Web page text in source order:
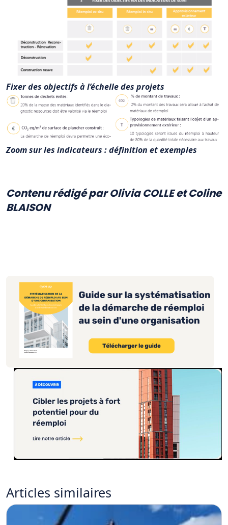
Fixer des objectifs à l’échelle des projets
Zoom sur les indicateurs : définition et exemples
Contenu rédigé par Olivia COLLE et Coline
BLAISON
Articles similaires